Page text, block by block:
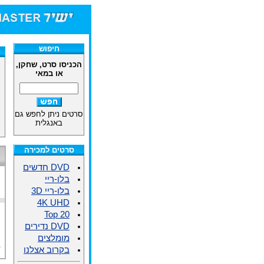
חיפוש
הכניסו סרט, שחקן,
או במאי
סרטים ניתן לחפש גם
באנגלית
סרטים למכירה
DVD חדשים
בלו-ריי
בלו-ריי 3D
4K UHD
Top 20
DVD נדירים
מומלצים
בקרוב אצלנו